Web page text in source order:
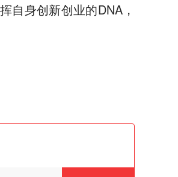
自身创新创业的DNA，